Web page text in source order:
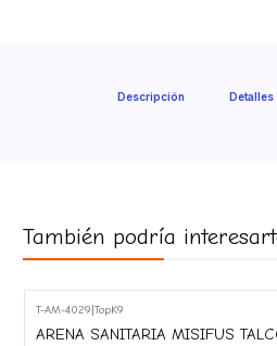
Descripción Detalles
También podría
T-AM-4029 TopK9
ARENA SANITARIA MISIFUS